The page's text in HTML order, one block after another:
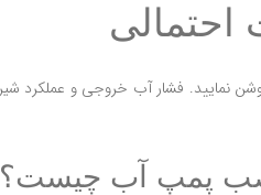
احتمالی
نمایید. فشار آب خروجی و عملکرد
پمپ آب چیست؟